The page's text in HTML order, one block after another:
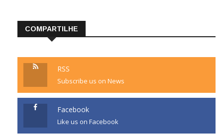
COMPARTILHE
RSS
Subscribe us on News
Facebook
Like us on Facebook